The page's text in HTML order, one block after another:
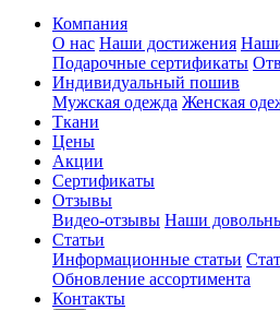
Компания
О нас Наши достижения
Подарочные сертификаты
Индивидуальный пошив
Мужская одежда Женская
Ткани
Цены
Акции
Сертификаты
Отзывы
Видео-отзывы Наши
Статьи
Информационные статьи
Обновление ассортимента
Контакты